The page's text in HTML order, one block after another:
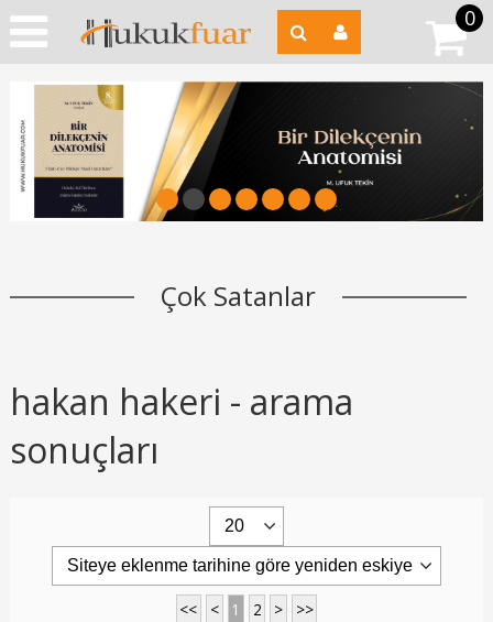
0
1 2 3 4 5 6 7
Çok Satanlar
hakan hakeri - arama
sonuçları
<< < 1 2 > >>